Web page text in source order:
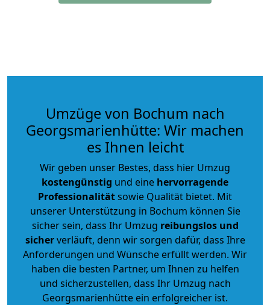
Umzüge von Bochum nach
Georgsmarienhütte: Wir machen
es Ihnen leicht
Wir geben unser Bestes, dass hier Umzug
kostengünstig und eine hervorragende
Professionalitätsowie Qualität bietet. Mit
unserer Unterstützung in Bochum können Sie
sicher sein, dass Ihr Umzug reibungslos und
sicherverläuft, denn wir sorgen dafür, dass Ihre
Anforderungen und Wünsche erfüllt werden. Wir
haben die besten Partner, um Ihnen zu helfen
und sicherzustellen, dass Ihr Umzug nach
Georgsmarienhütte ein erfolgreicher ist.